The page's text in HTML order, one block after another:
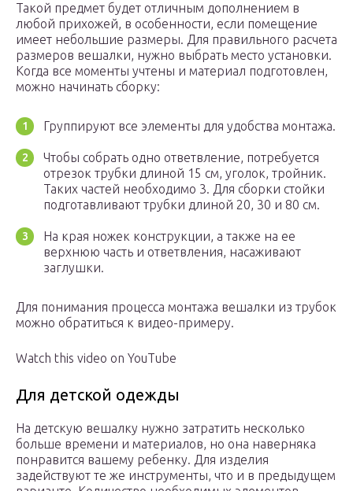
Такой предмет будет отличным дополнением в
любой прихожей, в особенности, если помещение
имеет небольшие размеры. Для правильного расчета
размеров вешалки, нужно выбрать место установки.
Когда все моменты учтены и материал подготовлен,
можно начинать сборку:
Группируют все элементы для удобства монтажа.
Чтобы собрать одно ответвление, потребуется
отрезок трубки длиной 15 см, уголок, тройник.
Таких частей необходимо 3. Для сборки стойки
подготавливают трубки длиной 20, 30 и 80 см.
На края ножек конструкции, а также на ее
верхнюю часть и ответвления, насаживают
заглушки.
Для понимания процесса монтажа вешалки из трубок
можно обратиться к видео-примеру.
Watch this video on YouTube
Для детской одежды
На детскую вешалку нужно затратить несколько
больше времени и материалов, но она наверняка
понравится вашему ребенку. Для изделия
задействуют те же инструменты, что и в предыдущем